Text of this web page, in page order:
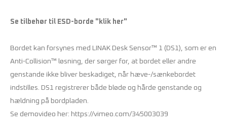
Se tilbehør til ESD-borde "klik her"
Bordet kan forsynes med LINAK Desk Sensor™ 1 (DS1), som er en
Anti-Collision™ løsning, der sørger for, at bordet eller andre
genstande ikke bliver beskadiget, når hæve-/sænkebordet
indstilles. DS1 registrerer både bløde og hårde genstande og
hældning på bordpladen.
Se demovideo her: https://vimeo.com/345003039